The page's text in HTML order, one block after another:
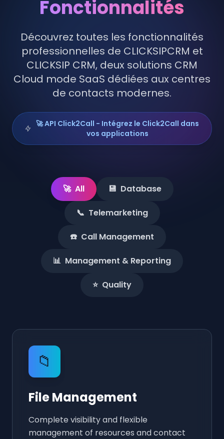
Fonctionnalités
Découvrez toutes les fonctionnalités
professionnelles de CLICKSIPCRM et
CLICKSIP CRM, deux solutions CRM
Cloud mode SaaS dédiées aux centres
de contacts modernes.
🚀 API Click2Call - Intégrez le Click2Call dans
vos applications
🚀 All 💾 Database
📞 Telemarketing
☎️ Call Management
📊 Management & Reporting
⭐ Quality
📁
File Management
Complete visibility and flexible
management of resources and contact